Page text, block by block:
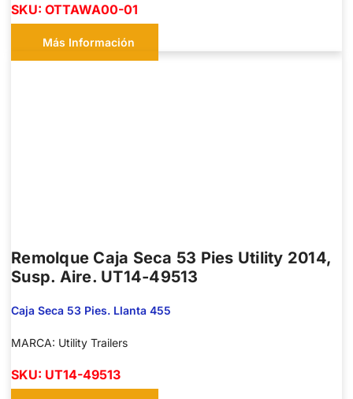
SKU: OTTAWA00-01
Más Información
Remolque Caja Seca 53 Pies Utility 2014,
Susp. Aire. UT14-49513
Caja Seca 53 Pies. Llanta 455
MARCA: Utility Trailers
SKU: UT14-49513